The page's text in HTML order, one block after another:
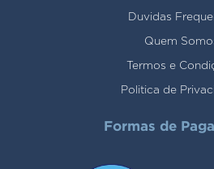
Duvidas
Quem
Termos e
Politica de
Formas de